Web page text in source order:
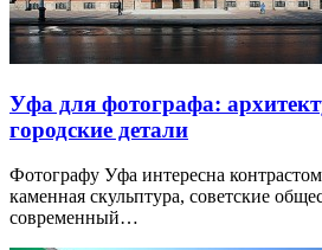
Уфа для фотографа:
городские детали
Фотографу Уфа интересна
каменная скульптура, советские
современный…